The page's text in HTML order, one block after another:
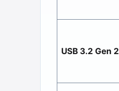
USB 3.2 Gen 2